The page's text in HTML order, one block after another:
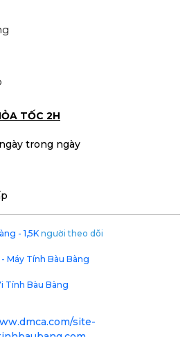
TỐC 2H
trong ngày
- 1,5K người theo dõi
Máy Tính Bàu Bàng
Tính Bàu Bàng